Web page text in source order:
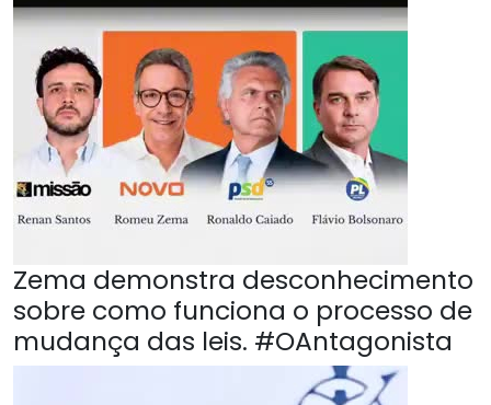
Zema demonstra desconhecimento
sobre como funciona o processo de
mudança das leis. #OAntagonista